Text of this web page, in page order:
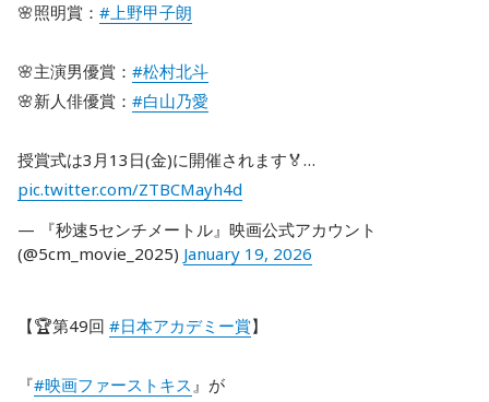
🌸照明賞： #上野甲子朗
🌸主演男優賞： #松村北斗
🌸新人俳優賞： #白山乃愛
授賞式は3月13日(金)に開催されます🏅…
pic.twitter.com/ZTBCMayh4d
— 『秒速5センチメートル』映画公式アカウント
(@5cm_movie_2025) January 19, 2026
【🏆第49回 #日本アカデミー賞】
『#映画ファーストキス 』が